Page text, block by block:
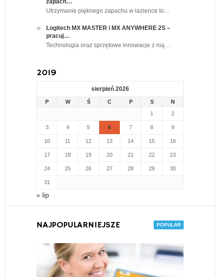
zapach…
Utrzymanie pięknego zapachu w łazience to…
Logitech MX MASTER i MX ANYWHERE 2S –
pracuj…
Technologia oraz sprzętowe innowacje z nią…
2019
sierpień 2026
P W Ś C P S
N
1
2
3 4 5 6 7 8 9
10 11 12 13 14 15 16
17 18 19 20 21 22 23
24 25 26 27 28 29 30
31
« lip
NAJPOPULARNIEJSZE